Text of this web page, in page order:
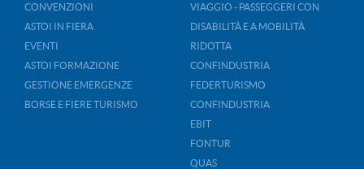
CONVENZIONI
ASTOI IN FIERA
EVENTI
ASTOI FORMAZIONE
GESTIONE EMERGENZE
BORSE E FIERE TURISMO
VIAGGIO - PASSEGGERI CON
DISABILITÀ E A MOBILITÀ
RIDOTTA
CONFINDUSTRIA
FEDERTURISMO
CONFINDUSTRIA
EBIT
FONTUR
QUAS